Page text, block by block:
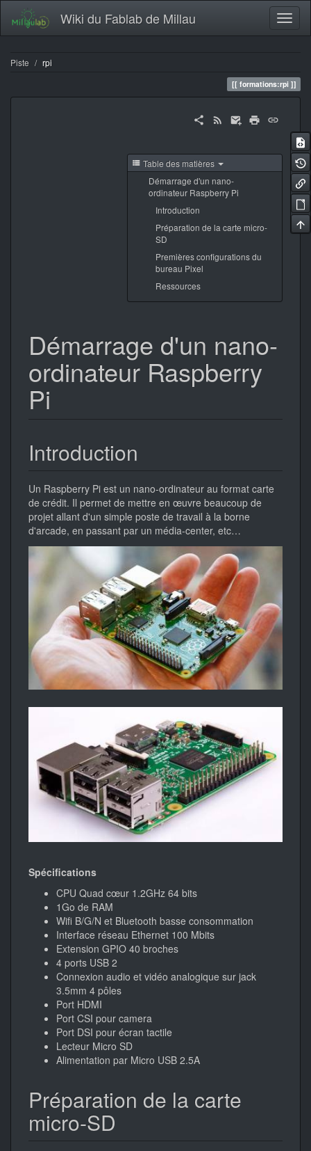
Wiki du Fablab de Millau
Piste rpi
formations:rpi
Table des matières
Démarrage d'un nano-
ordinateur Raspberry Pi
Introduction
Préparation de la carte micro-
SD
Premières configurations du
bureau Pixel
Ressources
Démarrage d'un nano-
ordinateur Raspberry
Pi
Introduction
Un Raspberry Pi est un nano-ordinateur au format carte
de crédit. Il permet de mettre en œuvre beaucoup de
projet allant d'un simple poste de travail à la borne
d'arcade, en passant par un média-center, etc…
Spécifications
CPU Quad cœur 1.2GHz 64 bits
1Go de RAM
Wifi B/G/N et Bluetooth basse consommation
Interface réseau Ethernet 100 Mbits
Extension GPIO 40 broches
4 ports USB 2
Connexion audio et vidéo analogique sur jack
3.5mm 4 pôles
Port HDMI
Port CSI pour camera
Port DSI pour écran tactile
Lecteur Micro SD
Alimentation par Micro USB 2.5A
Préparation de la carte
micro-SD